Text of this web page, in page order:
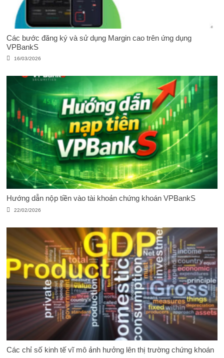
Các bước đăng ký và sử dụng Margin cao trên ứng dụng
VPBankS
16/03/2026
Hướng dẫn nộp tiền vào tài khoản chứng khoán VPBankS
22/02/2026
Các chỉ số kinh tế vĩ mô ảnh hưởng lên thị trường chứng khoán